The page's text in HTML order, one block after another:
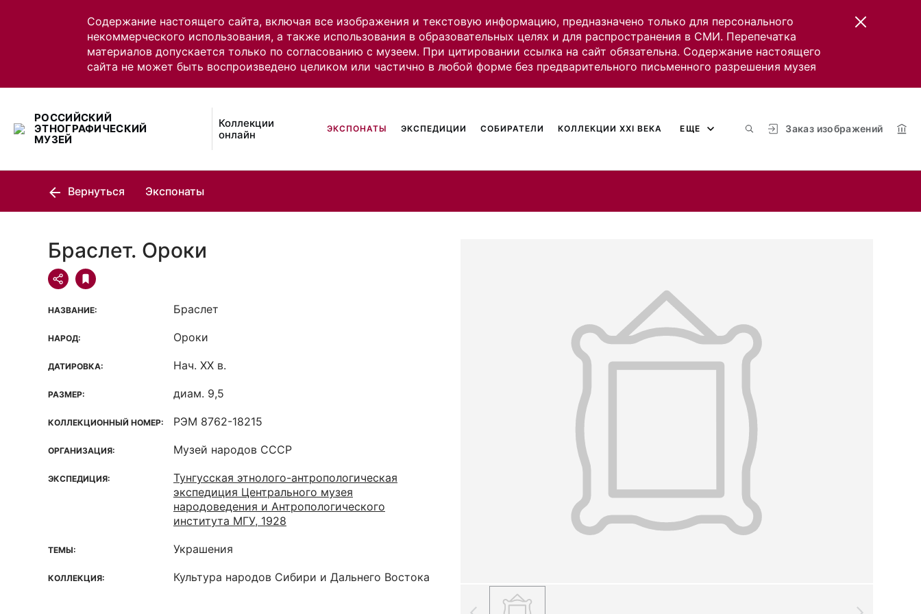
Содержание настоящего сайта, включая все изображения и текстовую информацию, предназначено только для персонального
некоммерческого использования, а также использования в образовательных целях и для распространения в СМИ. Перепечатка
материалов допускается только по согласованию с музеем. При цитировании ссылка на сайт обязательна. Содержание настоящего
сайта не может быть воспроизведено целиком или частично в любой форме без предварительного письменного разрешения музея
РОССИЙСКИЙ
ЭТНОГРАФИЧЕСКИЙ
МУЗЕЙ
Коллекции
онлайн
Заказ изображений
ЭКСПОНАТЫ ЭКСПЕДИЦИИ СОБИРАТЕЛИ КОЛЛЕКЦИИ XXI ВЕКА ЕЩЕ
Вернуться Экспонаты
Браслет. Ороки
НАЗВАНИЕ: Браслет
НАРОД: Ороки
ДАТИРОВКА: Нач. ХХ в.
РАЗМЕР: диам. 9,5
КОЛЛЕКЦИОННЫЙ НОМЕР: РЭМ 8762-18215
ОРГАНИЗАЦИЯ: Музей народов СССР
ЭКСПЕДИЦИЯ:
Тунгусская этнолого-антропологическая
экспедиция Центрального музея
народоведения и Антропологического
института МГУ, 1928
ТЕМЫ: Украшения
КОЛЛЕКЦИЯ: Культура народов Сибири и Дальнего Востока